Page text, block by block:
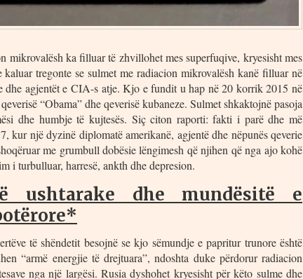
ka filluar të zhvillohet mes superfuqive, kryesisht mes
tregonte se sulmet me radiacion mikrovalësh kanë filluar në
dhe agjentët e CIA-s atje. Kjo e fundit u hap në 20 korrik 2015 në
“Obama” dhe qeverisë kubaneze. Sulmet shkaktojnë pasoja
dhe humbje të kujtesës. Siç citon raporti: fakti i parë dhe më
kur një dyzinë diplomatë amerikanë, agjentë dhe nëpunës qeverie
me grumbull dobësie lëngimesh që njihen që nga ajo kohë
i turbulluar, harresë, ankth dhe depresion.
ushtarake dhe mundësitë e
të shëndetit besojnë se kjo sëmundje e papritur trunore është
“armë energjie të drejtuara”, ndoshta duke përdorur radiacion
nga një largësi. Rusia dyshohet kryesisht për këto sulme dhe